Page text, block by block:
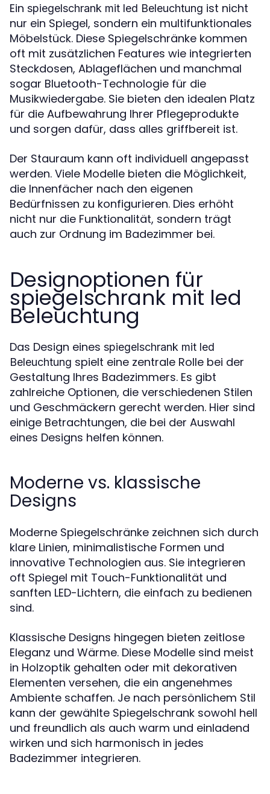
Ein spiegelschrank mit led Beleuchtung ist nicht
nur ein Spiegel, sondern ein multifunktionales
Möbelstück. Diese Spiegelschränke kommen
oft mit zusätzlichen Features wie integrierten
Steckdosen, Ablageflächen und manchmal
sogar Bluetooth-Technologie für die
Musikwiedergabe. Sie bieten den idealen Platz
für die Aufbewahrung Ihrer Pflegeprodukte
und sorgen dafür, dass alles griffbereit ist.
Der Stauraum kann oft individuell angepasst
werden. Viele Modelle bieten die Möglichkeit,
die Innenfächer nach den eigenen
Bedürfnissen zu konfigurieren. Dies erhöht
nicht nur die Funktionalität, sondern trägt
auch zur Ordnung im Badezimmer bei.
Designoptionen für
spiegelschrank mit led
Beleuchtung
Das Design eines spiegelschrank mit led
Beleuchtung spielt eine zentrale Rolle bei der
Gestaltung Ihres Badezimmers. Es gibt
zahlreiche Optionen, die verschiedenen Stilen
und Geschmäckern gerecht werden. Hier sind
einige Betrachtungen, die bei der Auswahl
eines Designs helfen können.
Moderne vs. klassische
Designs
Moderne Spiegelschränke zeichnen sich durch
klare Linien, minimalistische Formen und
innovative Technologien aus. Sie integrieren
oft Spiegel mit Touch-Funktionalität und
sanften LED-Lichtern, die einfach zu bedienen
sind.
Klassische Designs hingegen bieten zeitlose
Eleganz und Wärme. Diese Modelle sind meist
in Holzoptik gehalten oder mit dekorativen
Elementen versehen, die ein angenehmes
Ambiente schaffen. Je nach persönlichem Stil
kann der gewählte Spiegelschrank sowohl hell
und freundlich als auch warm und einladend
wirken und sich harmonisch in jedes
Badezimmer integrieren.